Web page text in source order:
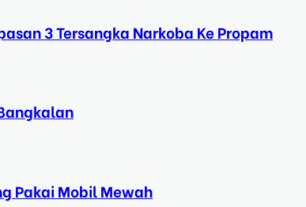
3 Tersangka Narkoba Ke Propam
Pakai Mobil Mewah